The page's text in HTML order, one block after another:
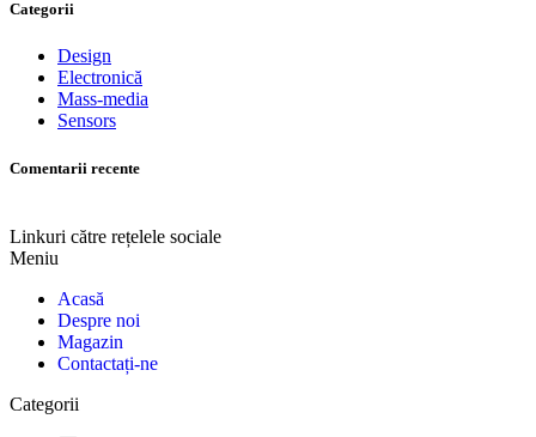
Categorii
Design
Electronică
Mass-media
Sensors
Comentarii recente
Linkuri către rețelele sociale
Meniu
Acasă
Despre noi
Magazin
Contactați-ne
Categorii